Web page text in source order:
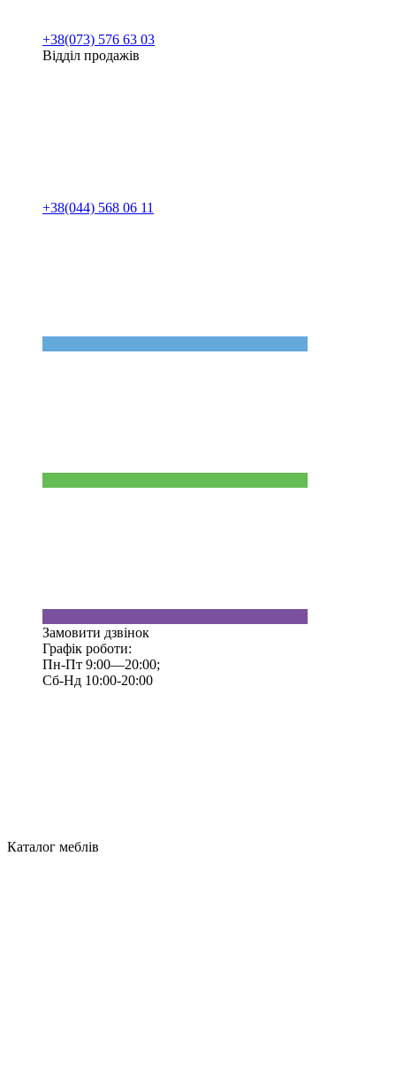
+38(073) 576 63 03
Відділ продажів
+38(044) 568 06 11
Замовити дзвінок
Графік роботи:
Пн-Пт 9:00—20:00;
Сб-Нд 10:00-20:00
Каталог меблів